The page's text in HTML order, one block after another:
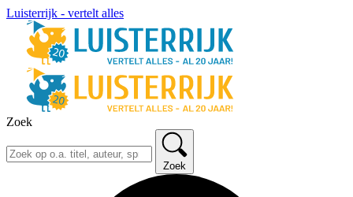
Luisterrijk - vertelt alles
Zoek
Zoek